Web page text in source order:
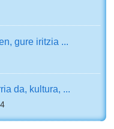
gure iritzia ...
da, kultura, ...